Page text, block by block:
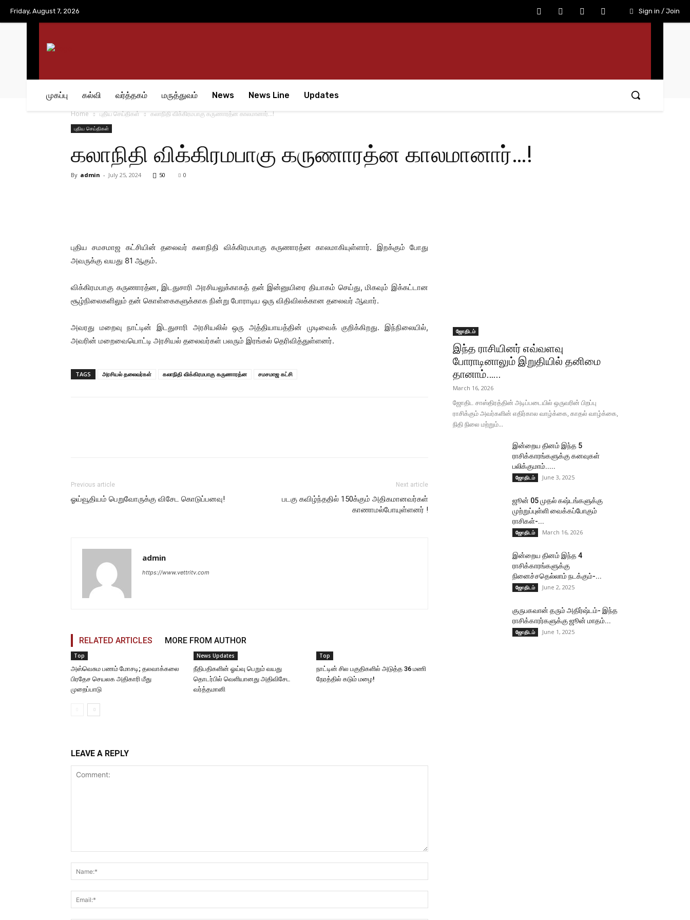
Friday, August 7, 2026 Sign in / Join
முகப்பு கல்வி வர்த்தகம் மருத்துவம் News News Line Updates
Home புதிய செய்திகள் கலாநிதி விக்கிரமபாகு கருணாரத்ன காலமானார்…!
புதிய செய்திகள்
கலாநிதி விக்கிரமபாகு கருணாரத்ன காலமானார்…!
By admin - July 25, 2024 50 0
புதிய சமசமாஜ கட்சியின் தலைவர் கலாநிதி விக்கிரமபாகு கருணாரத்ன காலமாகியுள்ளார். இறக்கும் போது
அவருக்கு வயது 81 ஆகும்.
விக்கிரமபாகு கருணாரத்ன, இடதுசாரி அரசியலுக்காகத் தன் இன்னுயிரை தியாகம் செய்து, மிகவும் இக்கட்டான
சூழ்நிலைகளிலும் தன் கொள்கைகளுக்காக நின்று போராடிய ஒரு விதிவிலக்கான தலைவர் ஆவார்.
அவரது மறைவு நாட்டின் இடதுசாரி அரசியலில் ஒரு அத்தியாயத்தின் முடிவைக் குறிக்கிறது. இந்நிலையில்,
அவரின் மறைவையொட்டி அரசியல் தலைவர்கள் பலரும் இரங்கல் தெரிவித்துள்ளனர்.
TAGS அரசியல் தலைவர்கள் கலாநிதி விக்கிரமபாகு கருணாரத்ன சமசமாஜ கட்சி
Previous article
ஓய்வூதியம் பெறுவோருக்கு விசேட கொடுப்பனவு!
Next article
படகு கவிழ்ந்ததில் 150க்கும் அதிகமானவர்கள்
காணாமல்போயுள்ளனர் !
admin
https://www.vettritv.com
RELATED ARTICLES MORE FROM AUTHOR
Top
அஸ்வெசும பணம் மோசடி; தலவாக்கலை
பிரதேச செயலக அதிகாரி மீது
முறைப்பாடு
News Updates
நீதிபதிகளின் ஓய்வு பெறும் வயது
தொடர்பில் வெளியானது அதிவிசேட
வர்த்தமானி
Top
நாட்டின் சில பகுதிகளில் அடுத்த 36 மணி
நேரத்தில் கடும் மழை!
LEAVE A REPLY
ஜோதிடம்
இந்த ராசியினர் எவ்வளவு
போராடினாலும் இறுதியில் தனிமை
தானாம்…...
March 16, 2026
ஜோதிட சாஸ்திரத்தின் அடிப்படையில் ஒருவரின் பிறப்பு
ராசிக்கும் அவர்களின் எதிர்கால வாழ்க்கை, காதல் வாழ்க்கை,
நிதி நிலை மற்றும்...
இன்றைய தினம் இந்த 5
ராசிக்காரங்களுக்கு கனவுகள்
பலிக்குமாம்.....
ஜோதிடம் June 3, 2025
ஜூன் 05 முதல் கஷ்டங்களுக்கு
முற்றுப்புள்ளி வைக்கப்போகும்
ராசிகள்-...
ஜோதிடம் March 16, 2026
இன்றைய தினம் இந்த 4
ராசிக்காரங்களுக்கு
நினைச்சதெல்லாம் நடக்கும்-...
ஜோதிடம் June 2, 2025
குருபகவான் தரும் அதிர்ஷ்டம்- இந்த
ராசிக்காரர்களுக்கு ஜூன் மாதம்...
ஜோதிடம் June 1, 2025